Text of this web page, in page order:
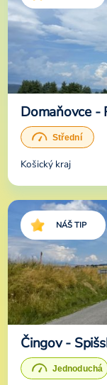
Domaňovce -
Košický kraj
NÁŠ TIP
Čingov -